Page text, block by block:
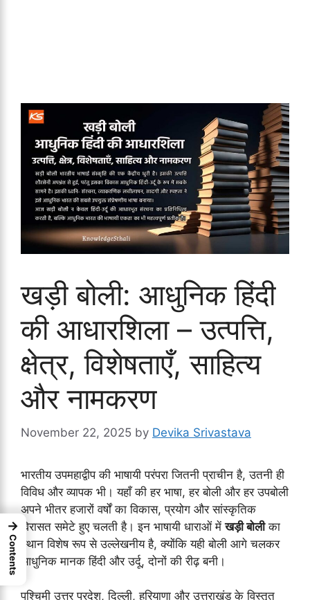
खड़ी बोली: आधुनिक हिंदी
की आधारशिला – उत्पत्ति,
क्षेत्र, विशेषताएँ, साहित्य
और नामकरण
November 22, 2025 by Devika Srivastava
भारतीय उपमहाद्वीप की भाषायी परंपरा जितनी प्राचीन है, उतनी ही
विविध और व्यापक भी। यहाँ की हर भाषा, हर बोली और हर उपबोली
अपने भीतर हजारों वर्षों का विकास, प्रयोग और सांस्कृतिक
विरासत समेटे हुए चलती है। इन भाषायी धाराओं मेंखड़ी बोलीका
स्थान विशेष रूप से उल्लेखनीय है, क्योंकि यही बोली आगे चलकर
आधुनिक मानक हिंदी और उर्दू, दोनों की रीढ़ बनी।
पश्चिमी उत्तर प्रदेश, दिल्ली, हरियाणा और उत्तराखंड के विस्तृत
→
Contents